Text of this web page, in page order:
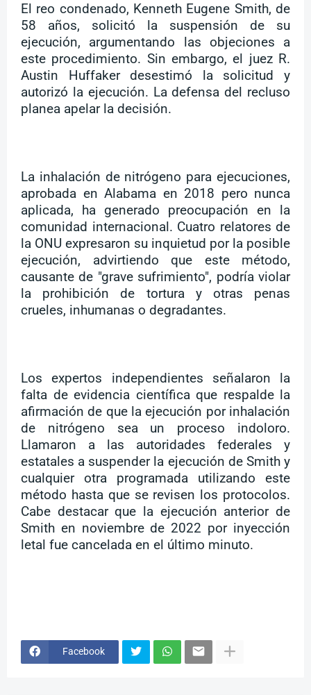
El reo condenado, Kenneth Eugene Smith, de
58 años, solicitó la suspensión de su
ejecución, argumentando las objeciones a
este procedimiento. Sin embargo, el juez R.
Austin Huffaker desestimó la solicitud y
autorizó la ejecución. La defensa del recluso
planea apelar la decisión.
La inhalación de nitrógeno para ejecuciones,
aprobada en Alabama en 2018 pero nunca
aplicada, ha generado preocupación en la
comunidad internacional. Cuatro relatores de
la ONU expresaron su inquietud por la posible
ejecución, advirtiendo que este método,
causante de "grave sufrimiento", podría violar
la prohibición de tortura y otras penas
crueles, inhumanas o degradantes.
Los expertos independientes señalaron la
falta de evidencia científica que respalde la
afirmación de que la ejecución por inhalación
de nitrógeno sea un proceso indoloro.
Llamaron a las autoridades federales y
estatales a suspender la ejecución de Smith y
cualquier otra programada utilizando este
método hasta que se revisen los protocolos.
Cabe destacar que la ejecución anterior de
Smith en noviembre de 2022 por inyección
letal fue cancelada en el último minuto.
Facebook